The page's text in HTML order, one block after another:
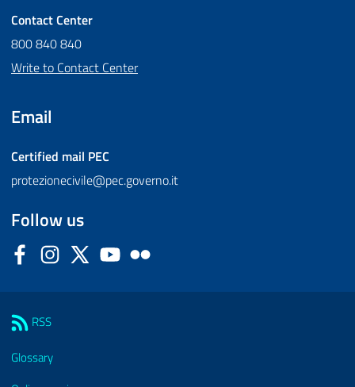
Contact Center
800 840 840
Write to Contact Center
Email
Certified mail PEC
protezionecivile@pec.governo.it
Follow us
FacebookInstagram
Twitter YouTube
RSS
Glossary